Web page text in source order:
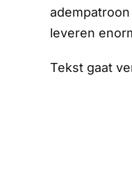
leveren
Tekst gaat